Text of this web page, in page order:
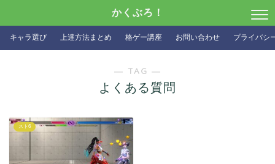
かくぶろ！
キャラ選び 上達方法まとめ 格ゲー講座 お問い合わせ プライバシ
― TAG ―
よくある質問
スト6